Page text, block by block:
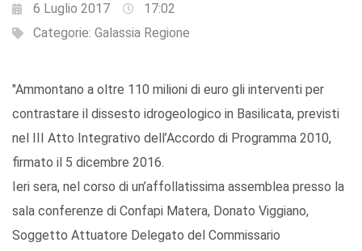
6 Luglio 2017
17:02
Categorie: Galassia Regione
"Ammontano a oltre 110 milioni di euro gli interventi per
contrastare il dissesto idrogeologico in Basilicata, previsti
nel III Atto Integrativo dell’Accordo di Programma 2010,
firmato il 5 dicembre 2016.
Ieri sera, nel corso di un’affollatissima assemblea presso la
sala conferenze di Confapi Matera, Donato Viggiano,
Soggetto Attuatore Delegato del Commissario